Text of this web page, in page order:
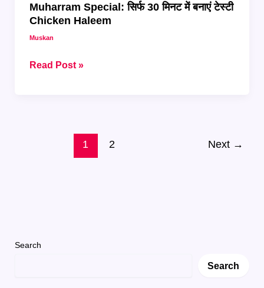
Muharram Special: सिर्फ 30 मिनट में बनाएं टेस्टी
Chicken Haleem
Muskan
Muharram
Read Post »
1 2 Next →
Search
Search